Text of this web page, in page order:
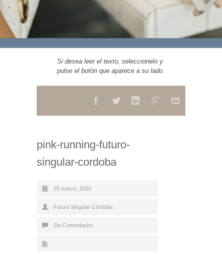
Si desea leer el texto, seleccionelo y
pulse el botón que aparece a su lado.
pink-running-futuro-
singular-cordoba
20 marzo, 2020
Futuro Singular Córdoba
Sin Comentarios